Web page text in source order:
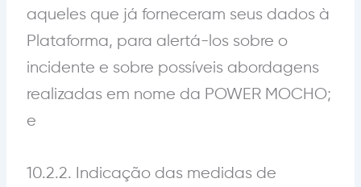
aqueles que já forneceram seus dados à
Plataforma, para alertá-los sobre o
incidente e sobre possíveis abordagens
realizadas em nome da POWER MOCHO;
e
10.2.2. Indicação das medidas de